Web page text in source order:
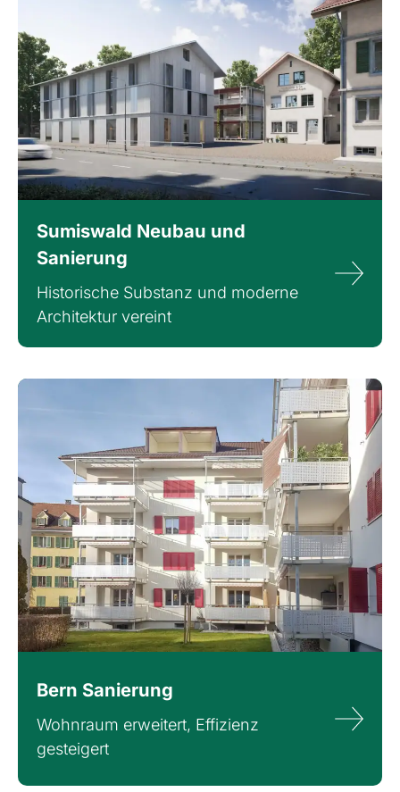
Sumiswald Neubau und
Sanierung
Historische Substanz und moderne
Architektur vereint
Bern Sanierung
Wohnraum erweitert, Effizienz
gesteigert